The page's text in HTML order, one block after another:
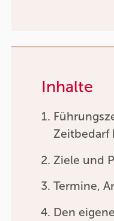
Inhalte
Zeitbedarf
Ziele und
Termine,
Den